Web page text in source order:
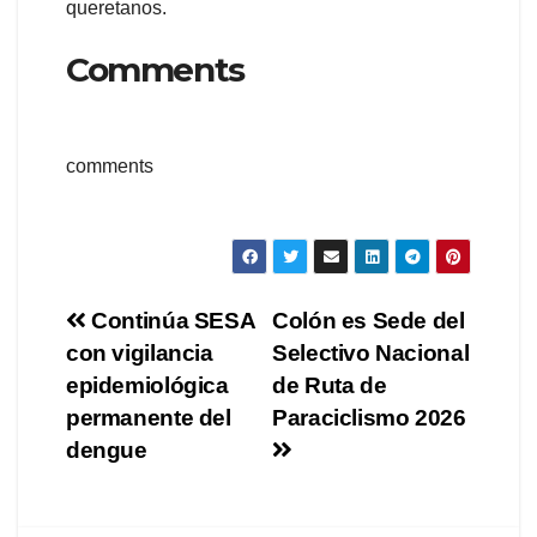
queretanos.
Comments
comments
Navegación
de
entradas
Colón es Sede del
Selectivo Nacional
de Ruta de
Paraciclismo 2026
Continúa SESA
con vigilancia
epidemiológica
permanente del
dengue